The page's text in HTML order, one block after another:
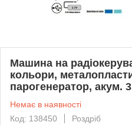
Машина на
кольори,
парогенератор, акум.
Немає в наявності
Код: 138450
Роздріб